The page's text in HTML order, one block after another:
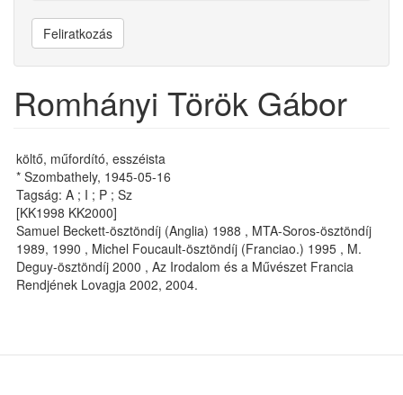
Feliratkozás
Romhányi Török Gábor
költő, műfordító, esszéista
* Szombathely, 1945-05-16
Tagság: A ; I ; P ; Sz
[KK1998 KK2000]
Samuel Beckett-ösztöndíj (Anglia) 1988 , MTA-Soros-ösztöndíj
1989, 1990 , Michel Foucault-ösztöndíj (Franciao.) 1995 , M.
Deguy-ösztöndíj 2000 , Az Irodalom és a Művészet Francia
Rendjének Lovagja 2002, 2004.